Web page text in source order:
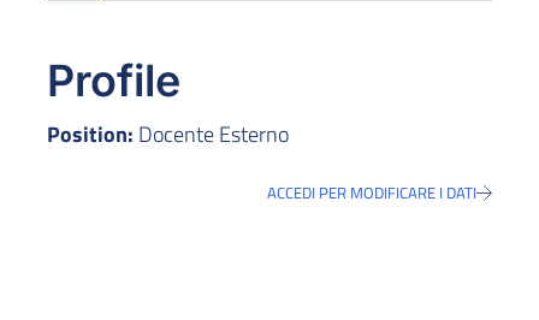
Profile
Position: Docente Esterno
ACCEDI PER MODIFICARE I DATI